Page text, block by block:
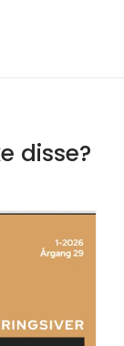
disse?